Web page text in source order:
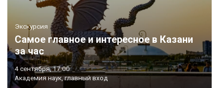
Экскурсия
Самое главное и интересное в Казани
за час
4 сентября, 17:00
Академия наук, главный вход